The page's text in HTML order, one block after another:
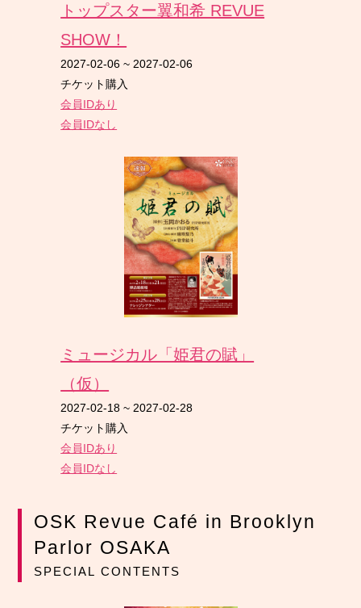
トップスター翼和希 REVUE
SHOW！
2027-02-06 ~ 2027-02-06
チケット購入
会員IDあり
会員IDなし
ミュージカル「姫君の賦」
（仮）
2027-02-18 ~ 2027-02-28
チケット購入
会員IDあり
会員IDなし
OSK Revue Café in Brooklyn
Parlor OSAKA
SPECIAL CONTENTS